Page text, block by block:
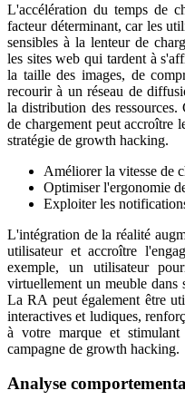
L'accélération du temps de
facteur déterminant, car les
sensibles à la lenteur de
les sites web qui tardent à
la taille des images, de
recourir à un réseau de
la distribution des ressources.
de chargement peut accroître
stratégie de growth hacking.
Améliorer la vitesse de
Optimiser l'ergonomie
Exploiter les
L'intégration de la réalité
utilisateur et accroître
exemple, un utilisateur
virtuellement un meuble dans
La RA peut également être
interactives et ludiques,
à votre marque et
campagne de growth hacking.
Analyse